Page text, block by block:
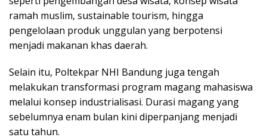
ramah muslim, sustainable tourism, hingga
pengelolaan produk unggulan yang berpotensi
menjadi makanan khas daerah.
Selain itu, Poltekpar NHI Bandung juga tengah
melakukan transformasi program magang mahasiswa
melalui konsep industrialisasi. Durasi magang yang
sebelumnya enam bulan kini diperpanjang menjadi
satu tahun.